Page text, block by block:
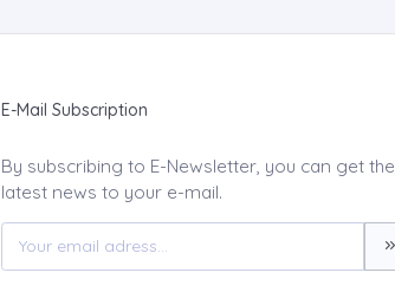
E-Mail Subscription
By subscribing to E-Newsletter, you can get the
latest news to your e-mail.